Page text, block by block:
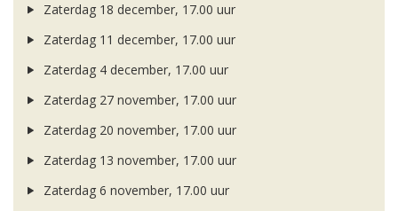
Zaterdag 18 december, 17.00 uur
Zaterdag 11 december, 17.00 uur
Zaterdag 4 december, 17.00 uur
Zaterdag 27 november, 17.00 uur
Zaterdag 20 november, 17.00 uur
Zaterdag 13 november, 17.00 uur
Zaterdag 6 november, 17.00 uur